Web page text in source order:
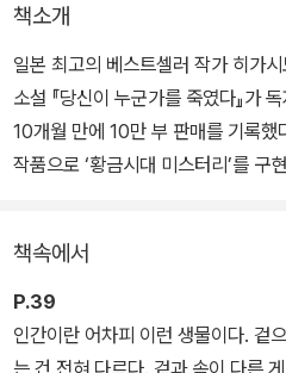
책소개
일본 최고의 베스트셀러 작가 히가
소설 『당신이 누군가를 죽였다』가
10개월 만에 10만 부 판매를 기록했
작품으로 ‘황금시대 미스터리’를 구
『당신이 누군가를 죽였다』는 무차
이 참극의 진상을 알고자 연 ‘검증회
해 그들의 비밀을 파헤치는 이야기로
책속에서
P.39
인간이란 어차피 이런 생물이다. 겉